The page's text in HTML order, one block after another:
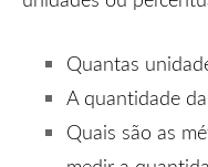
Quantas
A quantidade
Quais são as